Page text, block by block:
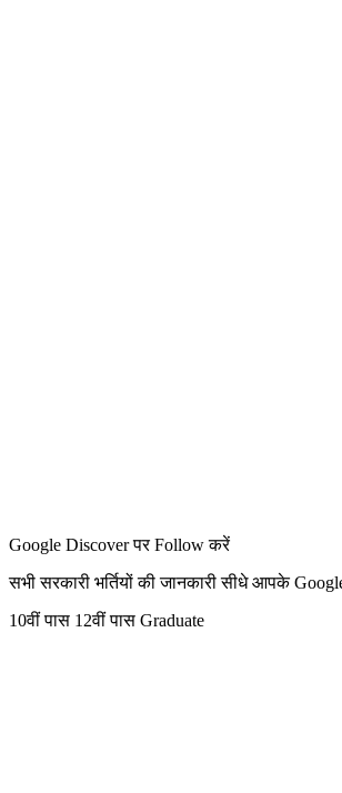
Google Discover पर Follow करें
सभी सरकारी भर्तियों की जानकारी सीधे आपके
10वीं पास 12वीं पास Graduate